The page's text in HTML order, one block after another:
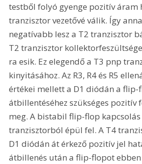
testből folyó gyenge pozitív áram
tranzisztor vezetővé válik. Így
negatívabb lesz a T2 tranzisztor
T2 tranzisztor
ra esik. Ez elegendő a T3 pnp
kinyitásához. Az R3, R4 és R5
értékei mellett a D1 diódán a flip-
átbillentéséhez szükséges pozitív
meg. A bistabil flip-flop kapcsolás
tranzisztorból épül fel. A T4
D1 diódán át érkező pozitív jel
átbillenés után a flip-flopot